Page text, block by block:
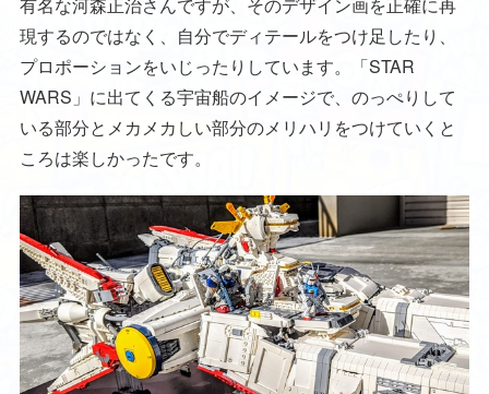
現するのではなく、自分でディテールをつけ足したり、
プロポーションをいじったりしています。「STAR
WARS」に出てくる宇宙船のイメージで、のっぺりして
いる部分とメカメカしい部分のメリハリをつけていくと
ころは楽しかったです。